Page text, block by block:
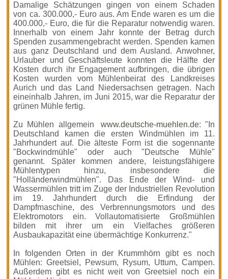
Damalige Schätzungen gingen von einem Schaden
von ca. 300.000,- Euro aus. Am Ende waren es um die
400.000,- Euro, die für die Reparatur notwendig waren.
Innerhalb von einem Jahr konnte der Betrag durch
Spenden zusammengebracht werden. Spenden kamen
aus ganz Deutschland und dem Ausland. Anwohner,
Urlauber und Geschäftsleute konnten die Hälfte der
Kosten durch ihr Engagement aufbringen, die übrigen
Kosten wurden vom Mühlenbeirat des Landkreises
Aurich und das Land Niedersachsen getragen. Nach
eineinhalb Jahren, im Juni 2015, war die Reparatur der
grünen Mühle fertig.
Zu Mühlen allgemein www.deutsche-muehlen.de: "In
Deut­sch­land kamen die ersten Windmühlen im 11.
Jahrhundert auf. Die älteste Form ist die sogennante
"Bockwindmühle" oder auch "Deutsche Mühle"
genannt. Später kommen andere, leistungsfähigere
Mühlentypen hinzu, insbesondere die
"Holländerwindmühlen". Das Ende der Wind- und
Wasser­mühlen tritt im Zuge der Industriellen Revolution
im 19. Jahrhundert durch die Erfindung der
Dampfmaschine, des Verbrennungsmotors und des
Elektromotors ein. Voll­automatisierte Großmühlen
bilden mit ihrer um ein Vielfaches größeren
Ausbaukapazität eine übermächtige Konkurrenz."
In folgenden Orten in der Krummhörn gibt es noch
Mühlen: Greetsiel, Pewsum, Rysum, Uttum, Campen.
Außerdem gibt es nicht weit von Greetsiel noch ein